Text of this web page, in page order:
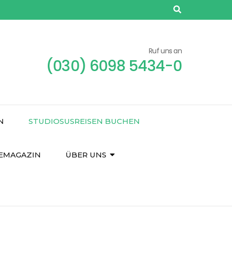
Ruf uns an
(030) 6098 5434-0
STUDIOSUSREISEN BUCHEN
ÜBER UNS